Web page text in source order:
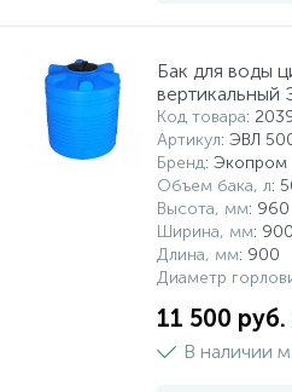
Бак для воды
Код товара:
Артикул: ЭВЛ
Бренд: Экопром
Объем бака, л:
Высота, мм: 960
Ширина, мм: 900
Длина, мм: 900
Диаметр
11 500 руб.
В наличии